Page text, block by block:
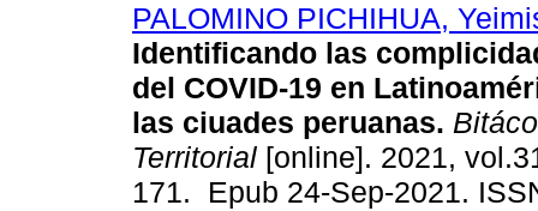
PALOMINO PICHIHUA,
Identificando las
del COVID-19 en
las ciuades peruanas.
Territorial [online]. 2021,
171. Epub 24-Sep-2021.